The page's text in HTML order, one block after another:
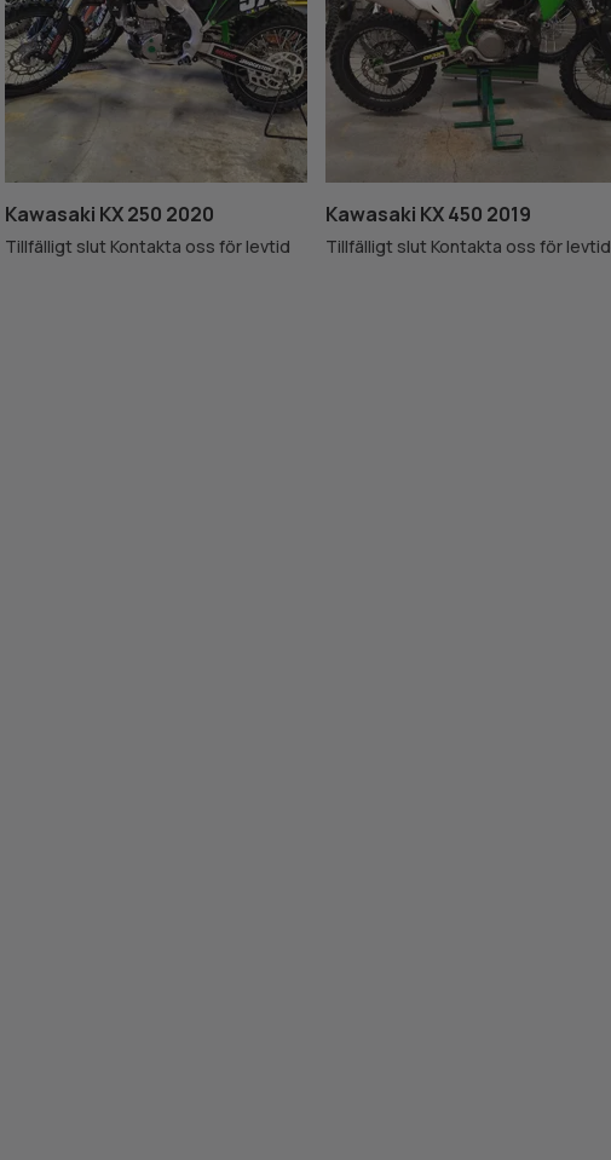
Kawasaki KX 250 2020
Tillfälligt slut Kontakta oss för levtid
Kawasaki KX 450 2019
Tillfälligt slut Kontakta oss för levtid